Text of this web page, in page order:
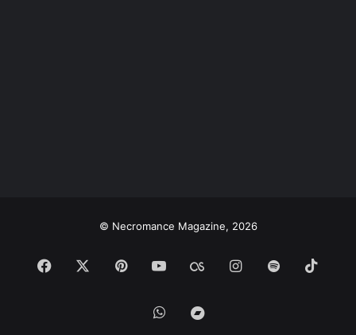
© Necromance Magazine, 2026
Facebook PinterestYouTubeLast.FMInstagram
Spotify
WhatsAppBandcamp